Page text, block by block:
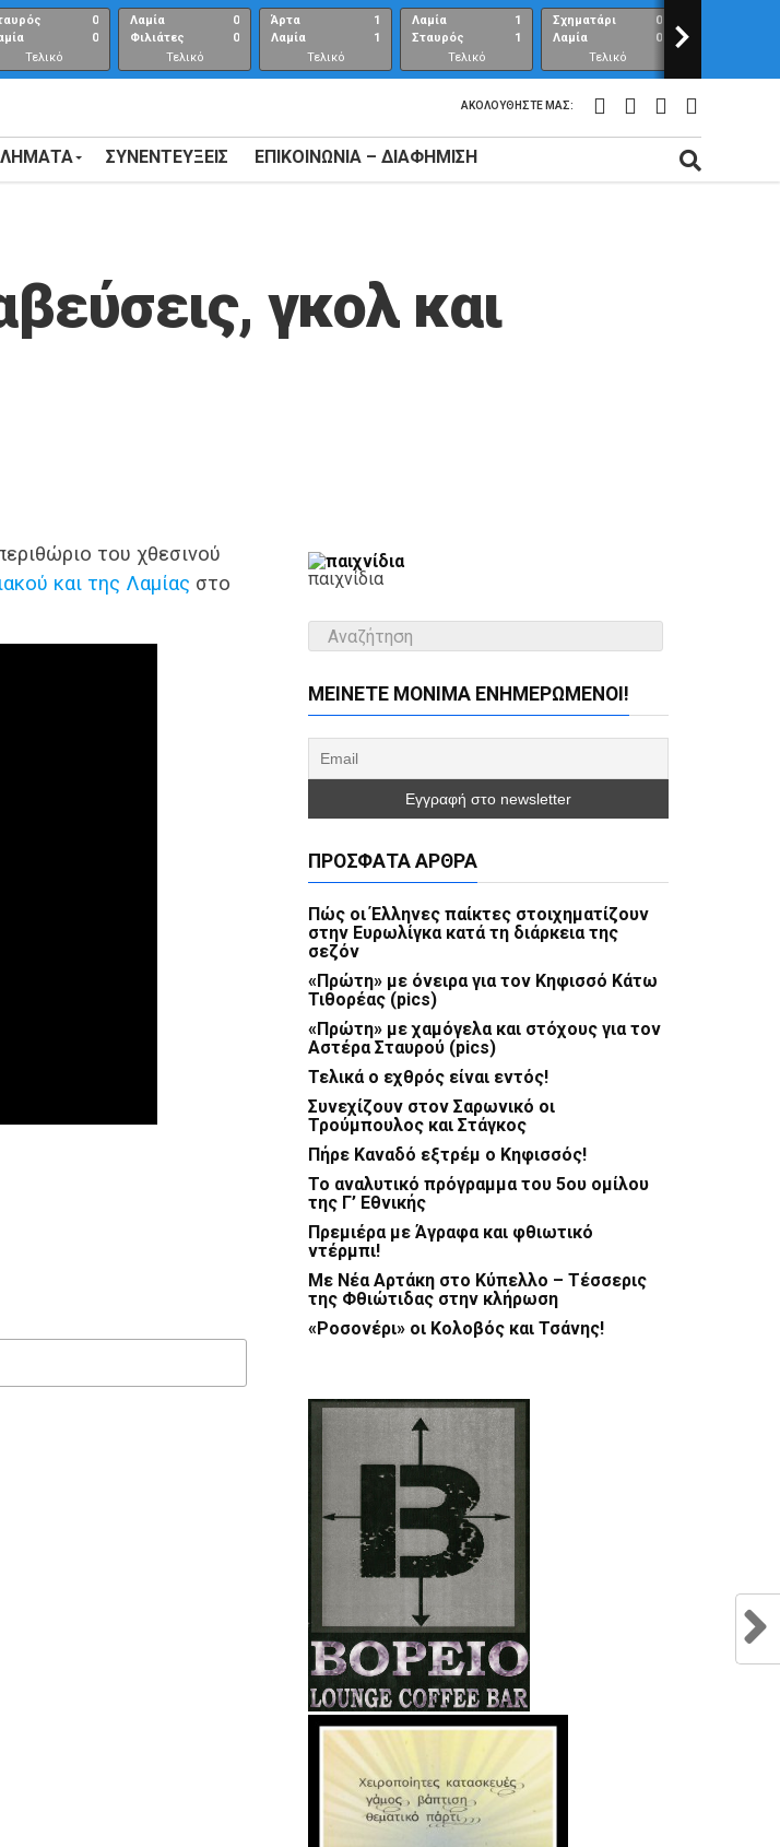
0
0
Τελικό
αποτέλεσμα
Λαμία
Φιλιάτες
0
0
Τελικό
Αποτέλεσμα
Άρτα
Λαμία
1
1
Τελικό
αποτέλεσμα
Λαμία
Σταυρός
1
1
Τελικό
αποτέλεσμα
Σχηματάρι
Λαμία
0
0
Τελικό
αποτέλεσμα
>
ΑΚΟΛΟΥΘΉΣΤΕ ΜΑΣ:
ΣΥΝΕΝΤΕΎΞΕΙΣ ΕΠΙΚΟΙΝΩΝΊΑ – ΔΙΑΦΉΜΙΣΗ
γκολ και
του χθεσινού
και της Λαμίας στο
παιχνίδια
ΜΕΊΝΕΤΕ ΜΌΝΙΜΑ ΕΝΗΜΕΡΏΜΕΝΟΙ!
ΠΡΌΣΦΑΤΑ ΆΡΘΡΑ
Πώς οι Έλληνες παίκτες στοιχηματίζουν
στην Ευρωλίγκα κατά τη διάρκεια της
σεζόν
«Πρώτη» με όνειρα για τον Κηφισσό Κάτω
Τιθορέας (pics)
«Πρώτη» με χαμόγελα και στόχους για τον
Αστέρα Σταυρού (pics)
Τελικά ο εχθρός είναι εντός!
Συνεχίζουν στον Σαρωνικό οι
Τρούμπουλος και Στάγκος
Πήρε Καναδό εξτρέμ ο Κηφισσός!
Το αναλυτικό πρόγραμμα του 5ου ομίλου
της Γ’ Εθνικής
Πρεμιέρα με Άγραφα και φθιωτικό
ντέρμπι!
Με Νέα Αρτάκη στο Κύπελλο – Τέσσερις
της Φθιώτιδας στην κλήρωση
«Ροσονέρι» οι Κολοβός και Τσάνης!